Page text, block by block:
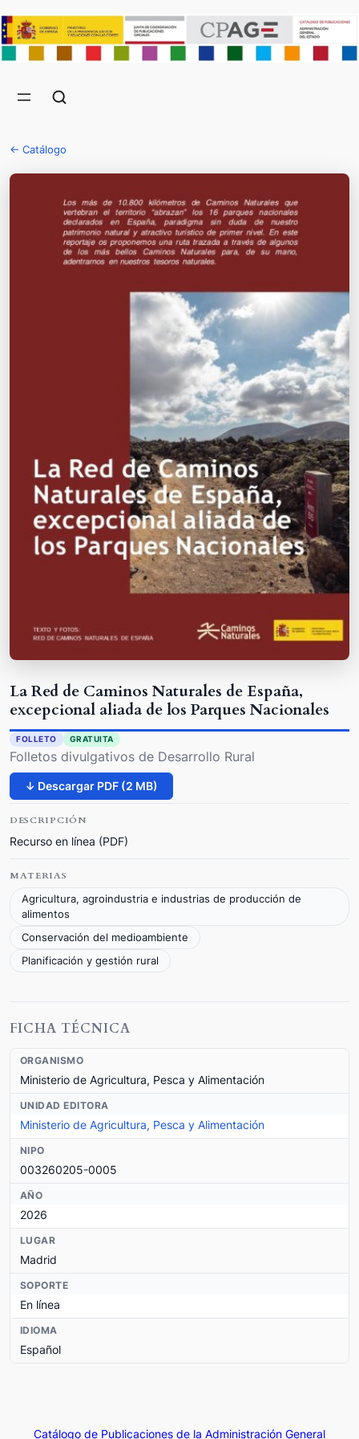
← Catálogo
La Red de Caminos Naturales de España,
excepcional aliada de los Parques Nacionales
FOLLETO GRATUITA
Folletos divulgativos de Desarrollo Rural
↓ Descargar PDF (2 MB)
DESCRIPCIÓN
Recurso en línea (PDF)
MATERIAS
Agricultura, agroindustria e industrias de producción de
alimentos
Conservación del medioambiente
Planificación y gestión rural
FICHA TÉCNICA
ORGANISMO
Ministerio de Agricultura, Pesca y Alimentación
UNIDAD EDITORA
Ministerio de Agricultura, Pesca y Alimentación
NIPO
003260205-0005
AÑO
2026
LUGAR
Madrid
SOPORTE
En línea
IDIOMA
Español
Catálogo de Publicaciones de la Administración General